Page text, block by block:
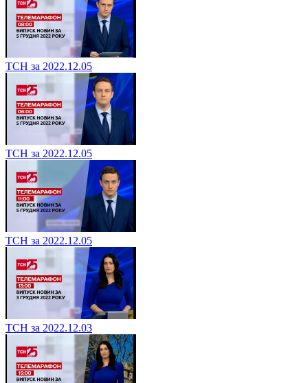
ТСН за 2022.12.05
ТСН за 2022.12.05
ТСН за 2022.12.05
ТСН за 2022.12.03